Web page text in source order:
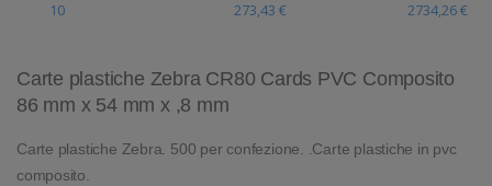
10
273,43 € 2734,26 €
Carte plastiche Zebra CR80 Cards PVC Composito
86 mm x 54 mm x ,8 mm
Carte plastiche Zebra. 500 per confezione. .Carte plastiche in pvc
composito.